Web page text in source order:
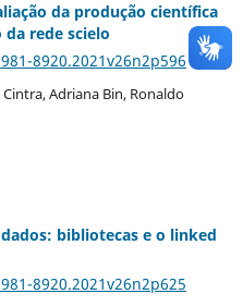
da produção científica
rede scielo
8920.2021v26n2p596
Adriana Bin, Ronaldo
bibliotecas e o linked
8920.2021v26n2p625